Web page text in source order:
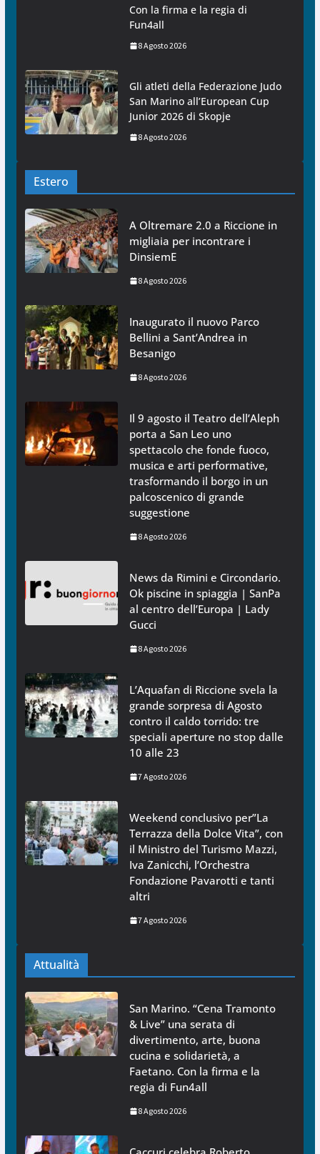
Con la firma e la regia di
Fun4all
8 Agosto 2026
Gli atleti della Federazione Judo
San Marino all’European Cup
Junior 2026 di Skopje
8 Agosto 2026
Estero
A Oltremare 2.0 a Riccione in
migliaia per incontrare i
DinsiemE
8 Agosto 2026
Inaugurato il nuovo Parco
Bellini a Sant’Andrea in
Besanigo
8 Agosto 2026
Il 9 agosto il Teatro dell’Aleph
porta a San Leo uno
spettacolo che fonde fuoco,
musica e arti performative,
trasformando il borgo in un
palcoscenico di grande
suggestione
8 Agosto 2026
News da Rimini e Circondario.
Ok piscine in spiaggia | SanPa
al centro dell’Europa | Lady
Gucci
8 Agosto 2026
L’Aquafan di Riccione svela la
grande sorpresa di Agosto
contro il caldo torrido: tre
speciali aperture no stop dalle
10 alle 23
7 Agosto 2026
Weekend conclusivo per”La
Terrazza della Dolce Vita”, con
il Ministro del Turismo Mazzi,
Iva Zanicchi, l’Orchestra
Fondazione Pavarotti e tanti
altri
7 Agosto 2026
Attualità
San Marino. “Cena Tramonto
& Live” una serata di
divertimento, arte, buona
cucina e solidarietà, a
Faetano. Con la firma e la
regia di Fun4all
8 Agosto 2026